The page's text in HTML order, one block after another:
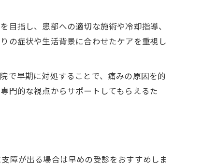
指し、患部への適切な施術や冷却指導、
の症状や生活背景に合わせたケアを重視し
で早期に対処することで、痛みの原因を的
門的な視点からサポートしてもらえるた
障が出る場合は早めの受診をおすすめしま